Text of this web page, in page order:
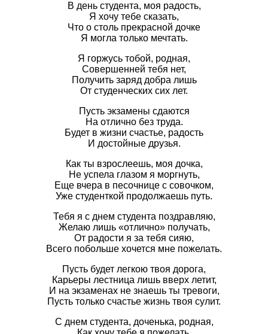
В день студента, моя радость,
Я хочу тебе сказать,
Что о столь прекрасной дочке
Я могла только мечтать.
Я горжусь тобой, родная,
Совершенней тебя нет,
Получить заряд добра лишь
От студенческих сих лет.
Пусть экзамены сдаются
На отлично без труда.
Будет в жизни счастье, радость
И достойные друзья.
Как ты взрослеешь, моя дочка,
Не успела глазом я моргнуть,
Еще вчера в песочнице с совочком,
Уже студенткой продолжаешь путь.
Тебя я с днем студента поздравляю,
Желаю лишь «отлично» получать,
От радости я за тебя сияю,
Всего побольше хочется мне пожелать.
Пусть будет легкою твоя дорога,
Карьеры лестница лишь вверх летит,
И на экзаменах не знаешь ты тревоги,
Пусть только счастье жизнь твоя сулит.
С днем студента, доченька, родная,